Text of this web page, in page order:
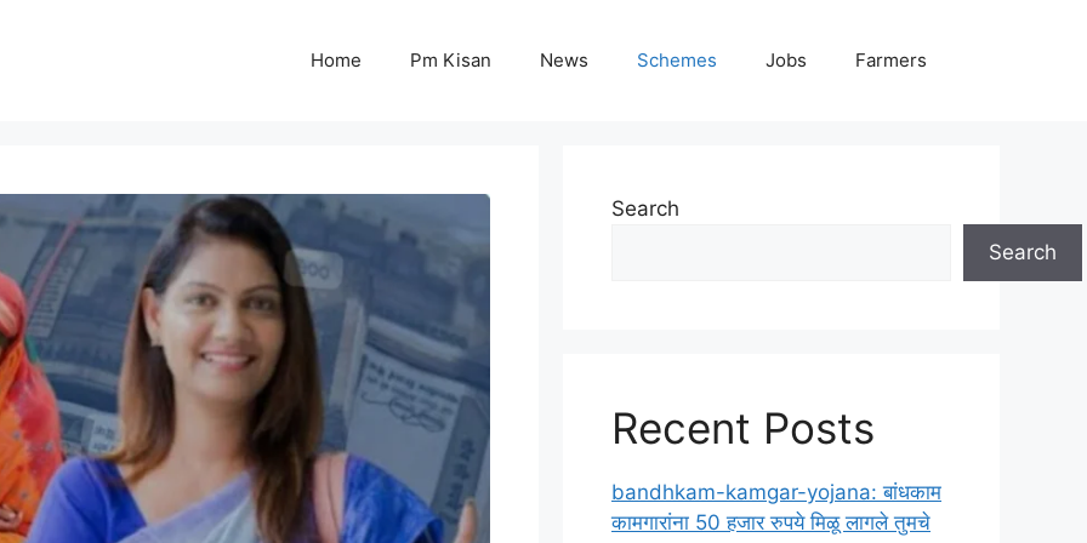
Home Pm Kisan News Schemes Jobs Farmers
Search
Search
Recent Posts
bandhkam-kamgar-yojana: बांधकाम
कामगारांना 50 हजार रुपये मिळू लागले तुमचे